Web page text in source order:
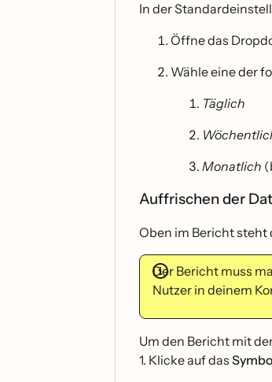
In der
Öffne das
Wähle eine der
Täglich
Monatlich
Auffrischen der
Oben im Bericht steht
Der Bericht muss
Nutzer in deinem
Um den Bericht mit
1. Klicke auf das